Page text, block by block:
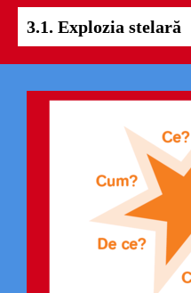
3.1. Explozia stelară